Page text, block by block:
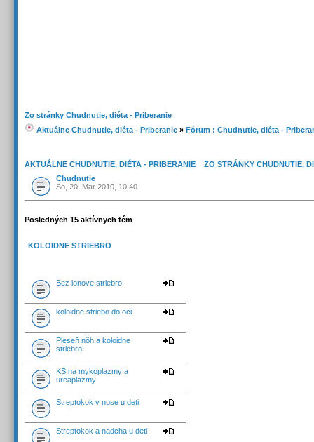
Zo stránky Chudnutie, diéta - Priberanie
Aktuálne Chudnutie, diéta - Priberanie » Fórum : Chudnutie, diéta -
AKTUÁLNE CHUDNUTIE, DIÉTA - PRIBERANIE
ZO STRÁNKY CHUDNUTIE,
Chudnutie
So, 20. Mar 2010, 10:40
Posledných 15 aktívnych tém
KOLOIDNE STRIEBRO
Bez ionove striebro
koloidne striebo do oci
Pleseň nôh a koloidne
striebro
KS na mykoplazmy a
ureaplazmy
Streptokok v nose u deti
Streptokok a nadcha u deti